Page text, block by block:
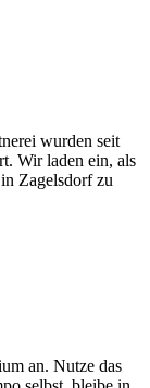
wurden seit
Wir laden ein, als
Zagelsdorf zu
an. Nutze das